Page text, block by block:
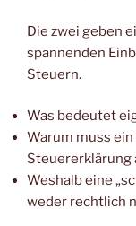
Die zwei geben
spannenden
Steuern.
Was bedeutet
Warum muss
Steuererklärung
Weshalb eine
weder rechtlich